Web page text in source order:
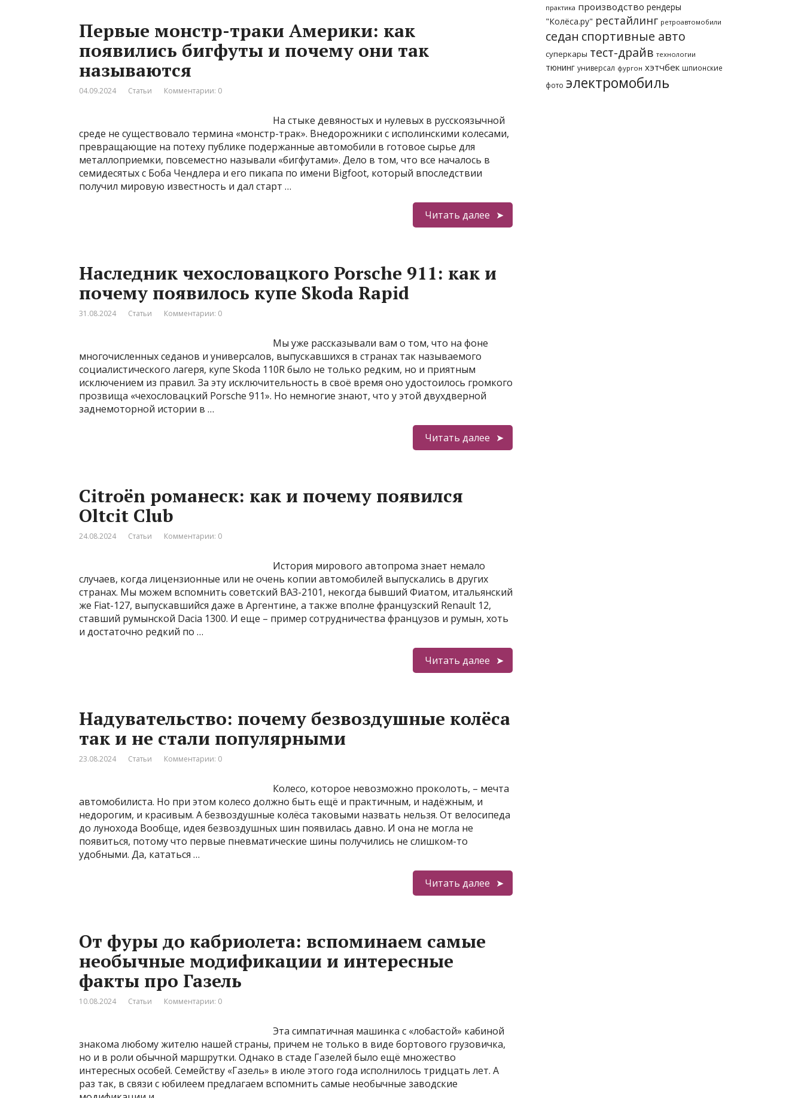
Первые монстр-траки Америки: как
появились бигфуты и почему они так
называются
04.09.2024 Статьи Комментарии: 0
На стыке девяностых и нулевых в русскоязычной
среде не существовало термина «монстр-трак». Внедорожники с исполинскими колесами,
превращающие на потеху публике подержанные автомобили в готовое сырье для
металлоприемки, повсеместно называли «бигфутами». Дело в том, что все началось в
семидесятых с Боба Чендлера и его пикапа по имени Bigfoot, который впоследствии
получил мировую известность и дал старт …
Читать далее
Наследник чехословацкого Porsche 911: как и
почему появилось купе Skoda Rapid
31.08.2024 Статьи Комментарии: 0
Мы уже рассказывали вам о том, что на фоне
многочисленных седанов и универсалов, выпускавшихся в странах так называемого
социалистического лагеря, купе Skoda 110R было не только редким, но и приятным
исключением из правил. За эту исключительность в своё время оно удостоилось громкого
прозвища «чехословацкий Porsche 911». Но немногие знают, что у этой двухдверной
заднемоторной истории в …
Читать далее
Citroёn романеск: как и почему появился
Oltcit Club
24.08.2024 Статьи Комментарии: 0
История мирового автопрома знает немало
случаев, когда лицензионные или не очень копии автомобилей выпускались в других
странах. Мы можем вспомнить советский ВАЗ-2101, некогда бывший Фиатом, итальянский
же Fiat-127, выпускавшийся даже в Аргентине, а также вполне французский Renault 12,
ставший румынской Dacia 1300. И еще – пример сотрудничества французов и румын, хоть
и достаточно редкий по …
Читать далее
Надувательство: почему безвоздушные колёса
так и не стали популярными
23.08.2024 Статьи Комментарии: 0
Колесо, которое невозможно проколоть, – мечта
автомобилиста. Но при этом колесо должно быть ещё и практичным, и надёжным, и
недорогим, и красивым. А безвоздушные колёса таковыми назвать нельзя. От велосипеда
до лунохода Вообще, идея безвоздушных шин появилась давно. И она не могла не
появиться, потому что первые пневматические шины получились не слишком-то
удобными. Да, кататься …
Читать далее
От фуры до кабриолета: вспоминаем самые
необычные модификации и интересные
факты про Газель
10.08.2024 Статьи Комментарии: 0
Эта симпатичная машинка с «лобастой» кабиной
знакома любому жителю нашей страны, причем не только в виде бортового грузовичка,
но и в роли обычной маршрутки. Однако в стаде Газелей было ещё множество
интересных особей. Семейству «Газель» в июле этого года исполнилось тридцать лет. А
раз так, в связи с юбилеем предлагаем вспомнить самые необычные заводские
практика производство рендеры
"Колёса.ру" рестайлинг ретроавтомобили
седан спортивные авто
суперкары тест-драйв технологии
тюнинг универсал фургон хэтчбек шпионские
фото электромобиль